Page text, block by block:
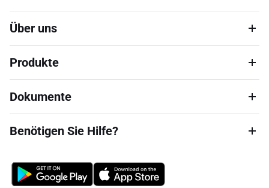
Über uns
Produkte
Dokumente
Benötigen Sie Hilfe?